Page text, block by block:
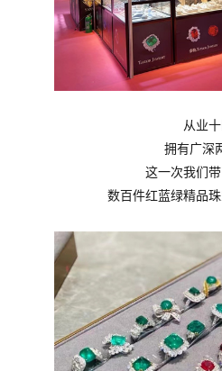
从业
拥有广深
这一次我们
数百件红蓝绿精品